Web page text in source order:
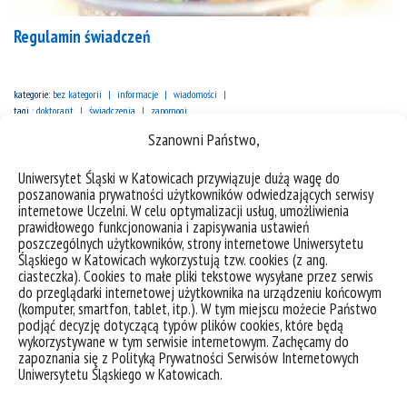
Szanowni Państwo,
Uniwersytet Śląski w Katowicach przywiązuje dużą wagę do
poszanowania prywatności użytkowników odwiedzających serwisy
internetowe Uczelni. W celu optymalizacji usług, umożliwienia
prawidłowego funkcjonowania i zapisywania ustawień
poszczególnych użytkowników, strony internetowe Uniwersytetu
Śląskiego w Katowicach wykorzystują tzw. cookies (z ang.
ciasteczka). Cookies to małe pliki tekstowe wysyłane przez serwis
do przeglądarki internetowej użytkownika na urządzeniu końcowym
(komputer, smartfon, tablet, itp.). W tym miejscu możecie Państwo
podjąć decyzję dotyczącą typów plików cookies, które będą
wykorzystywane w tym serwisie internetowym. Zachęcamy do
zapoznania się z Polityką Prywatności Serwisów Internetowych
Uniwersytetu Śląskiego w Katowicach.
Regulamin świadczeń
kategorie: bez kategorii informacje
wiadomości
tagi : doktorant świadczenia zapomogi